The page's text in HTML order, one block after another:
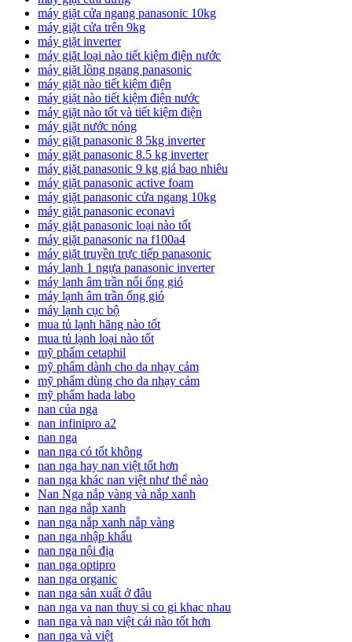
máy giặt cửa ngang panasonic 10kg
máy giặt cửa trên 9kg
máy giặt inverter
máy giặt loại nào tiết kiệm điện nước
máy giặt lồng ngang panasonic
máy giặt nào tiết kiệm điện
máy giặt nào tiết kiệm điện nước
máy giặt nào tốt và tiết kiệm điện
máy giặt nước nóng
máy giặt panasonic 8 5kg inverter
máy giặt panasonic 8.5 kg inverter
máy giặt panasonic 9 kg giá bao nhiêu
máy giặt panasonic active foam
máy giặt panasonic cửa ngang 10kg
máy giặt panasonic econavi
máy giặt panasonic loại nào tốt
máy giặt panasonic na f100a4
máy giặt truyền trực tiếp panasonic
máy lạnh 1 ngựa panasonic inverter
máy lạnh âm trần nối ống gió
máy lạnh âm trần ống gió
máy lạnh cục bộ
mua tủ lạnh hãng nào tốt
mua tủ lạnh loại nào tốt
mỹ phẩm cetaphil
mỹ phẩm dành cho da nhạy cảm
mỹ phẩm dùng cho da nhạy cảm
mỹ phẩm hada labo
nan của nga
nan infinipro a2
nan nga
nan nga có tốt không
nan nga hay nan việt tốt hơn
nan nga khác nan việt như thế nào
Nan Nga nắp vàng và nắp xanh
nan nga nắp xanh
nan nga nắp xanh nắp vàng
nan nga nhập khẩu
nan nga nội địa
nan nga optipro
nan nga organic
nan nga sản xuất ở đâu
nan nga va nan thuy si co gi khac nhau
nan nga và nan việt cái nào tốt hơn
nan nga và việt